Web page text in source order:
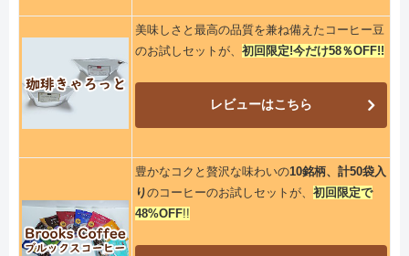
美味しさと最高の品質を兼ね備えたコーヒー豆
のお試しセットが、 初回限定!今だけ58％OFF!!
レビューはこちら
豊かなコクと贅沢な味わいの10銘柄、計50袋入
りのコーヒーのお試しセットが、 初回限定で
48%OFF!!